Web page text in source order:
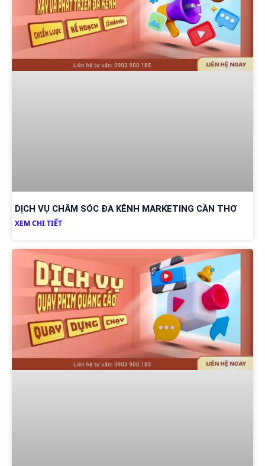
DỊCH VỤ CHĂM SÓC ĐA KÊNH MARKETING CẦN THƠ
XEM CHI TIẾT